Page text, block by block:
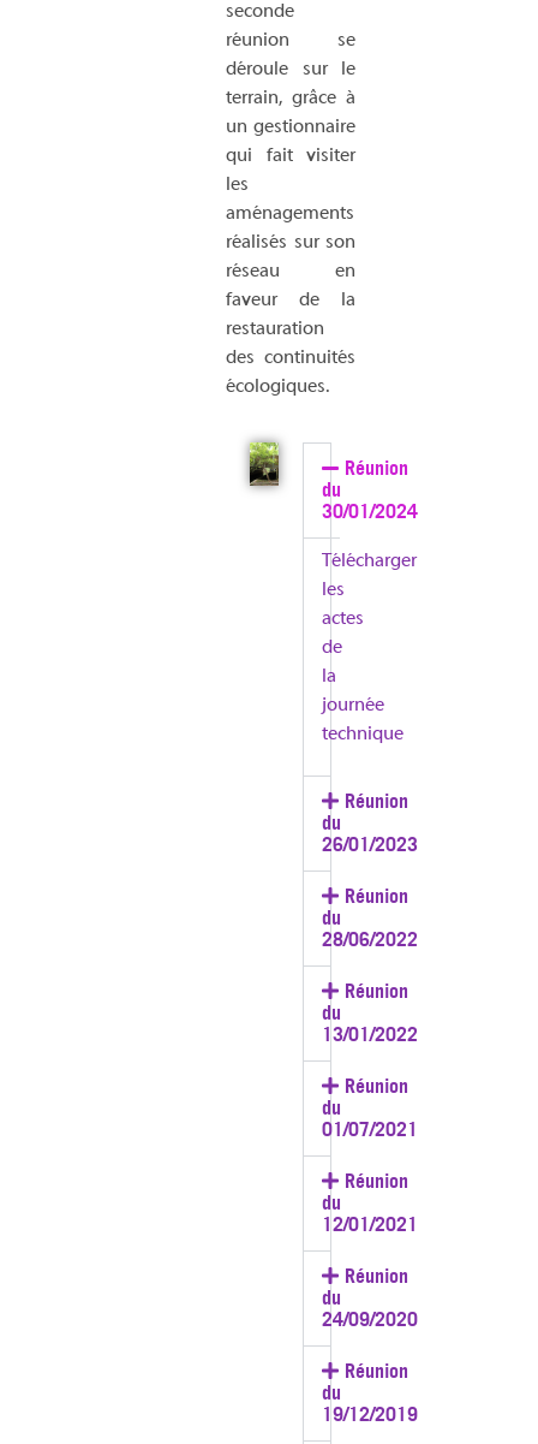
seconde
réunion se
déroule sur le
terrain, grâce à
un gestionnaire
qui fait visiter
les
aménagements
réalisés sur son
réseau en
faveur de la
restauration
des continuités
écologiques.
Réunion
du
30/01/2024
Télécharger
les
actes
de
la
journée
technique
Réunion
du
26/01/2023
Réunion
du
28/06/2022
Réunion
du
13/01/2022
Réunion
du
01/07/2021
Réunion
du
12/01/2021
Réunion
du
24/09/2020
Réunion
du
19/12/2019